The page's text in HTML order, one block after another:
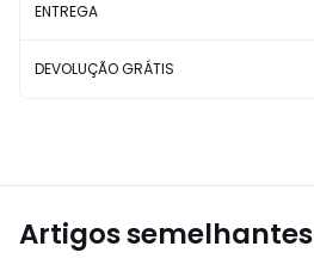
ENTREGA
DEVOLUÇÃO GRÁTIS
Artigos semelhantes